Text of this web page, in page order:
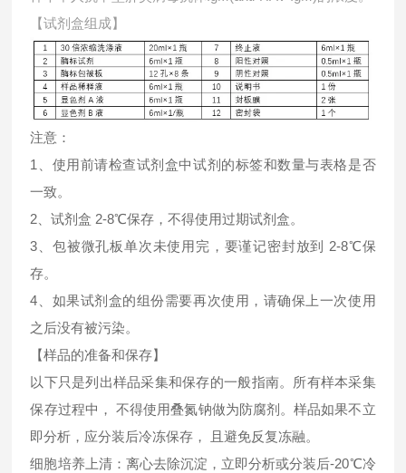
【试剂盒组成】
注意：
1、使用前请检查试剂盒中试剂的标签和数量与表格是否
一致。
2、试剂盒 2-8℃保存，不得使用过期试剂盒。
3、包被微孔板单次未使用完，要谨记密封放到 2-8℃保
存。
4、如果试剂盒的组份需要再次使用，请确保上一次使用
之后没有被污染。
【样品的准备和保存】
以下只是列出样品采集和保存的一般指南。所有样本采集
保存过程中， 不得使用叠氮钠做为防腐剂。样品如果不立
即分析，应分装后冷冻保存， 且避免反复冻融。
细胞培养上清：离心去除沉淀，立即分析或分装后-20℃冷